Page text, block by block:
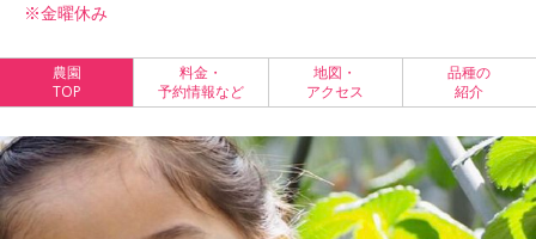
※金曜休み
農園
TOP
料金・
予約情報など
地図・
アクセス
品種の
紹介